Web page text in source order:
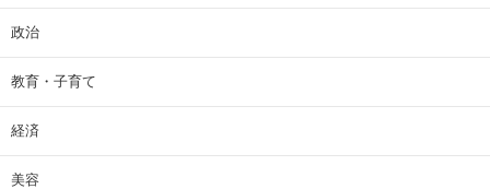
政治
教育・子育て
経済
美容